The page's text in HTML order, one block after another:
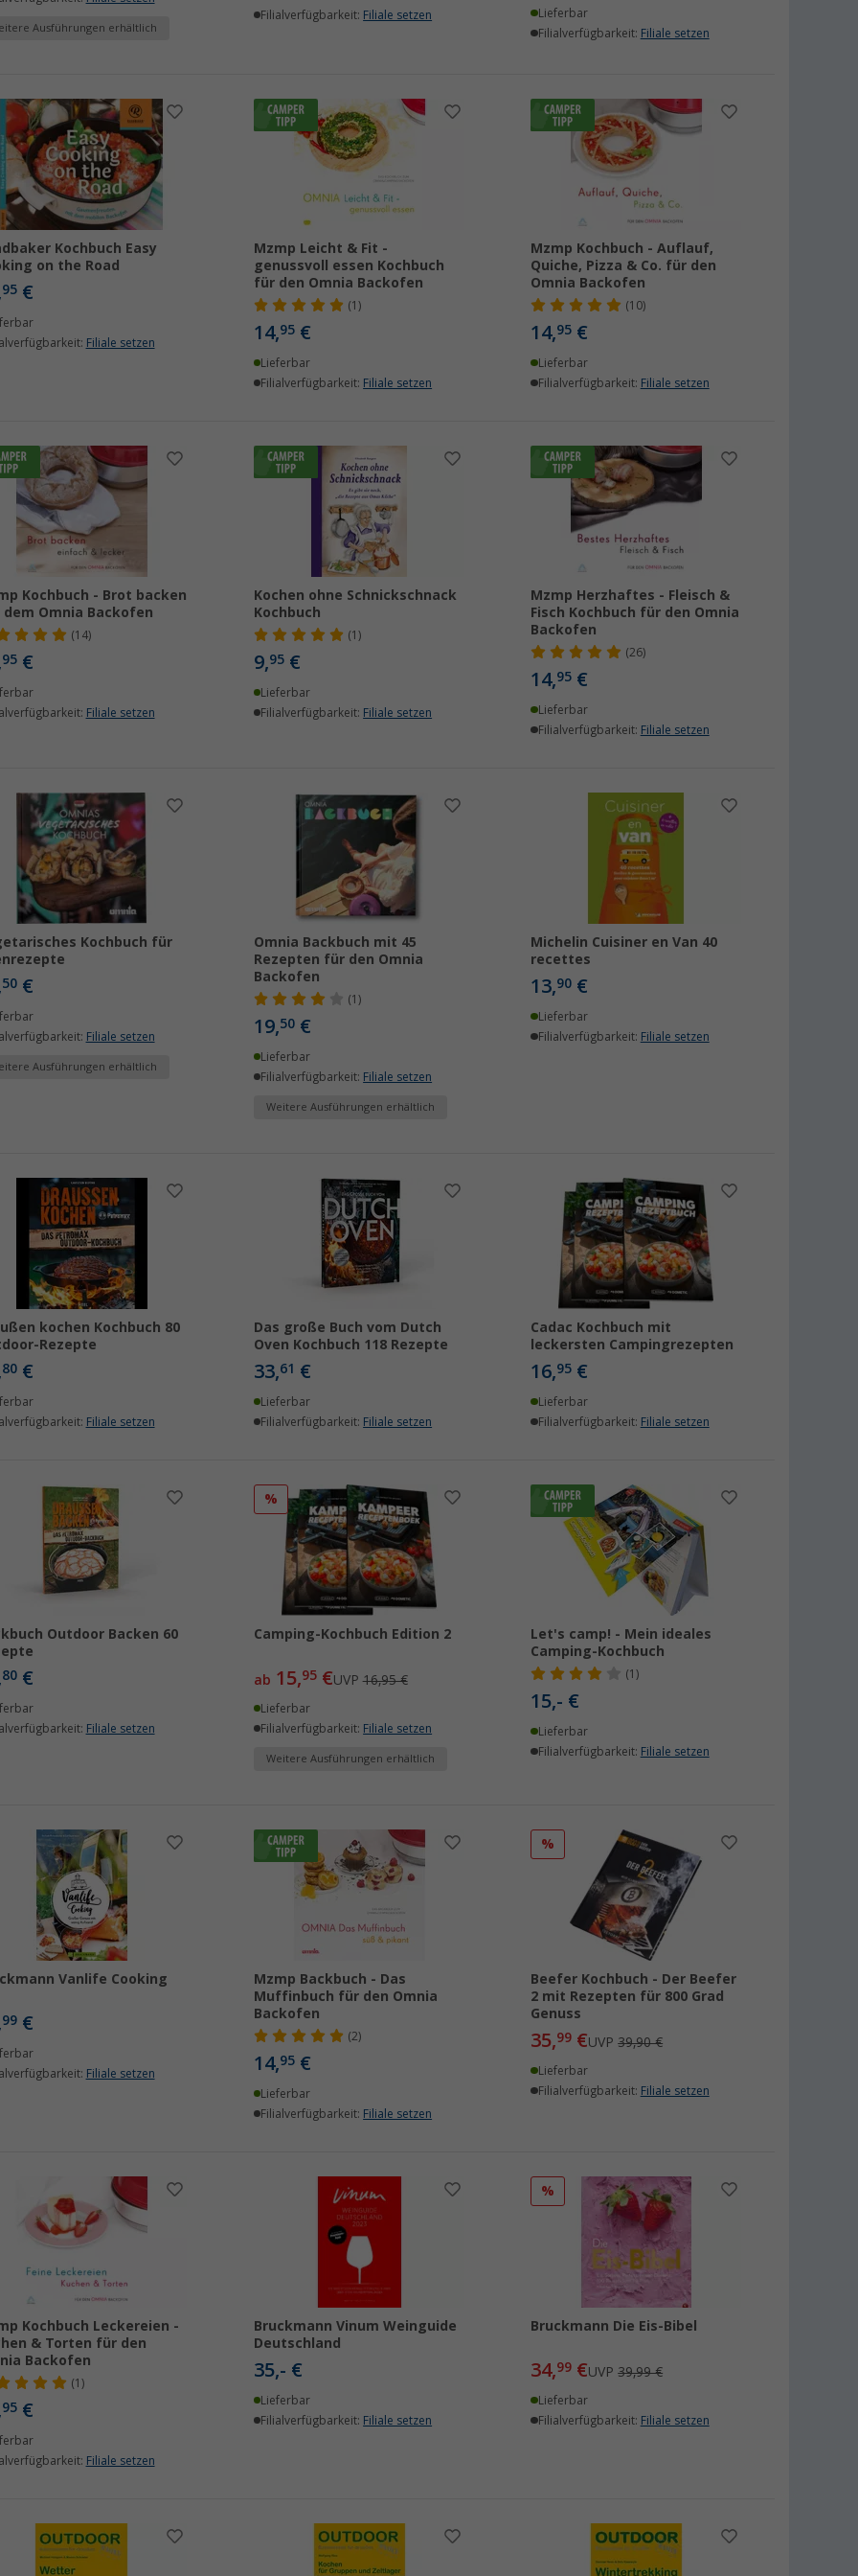
Ausführungen erhältlich
Filialverfügbarkeit: Filiale setzen
Lieferbar
Filialverfügbarkeit: Filiale setzen
Kochbuch Easy
on the Road
95 €
Filiale setzen
Mzmp Leicht & Fit -
genussvoll essen Kochbuch
für den Omnia Backofen
(1)
14,95€
Lieferbar
Filialverfügbarkeit: Filiale setzen
Mzmp Kochbuch - Auflauf,
Quiche, Pizza & Co. für den
Omnia Backofen
(10)
14,95 €
Lieferbar
Filialverfügbarkeit: Filiale setzen
Kochbuch - Brot backen
Omnia Backofen
(14)
95 €
Filiale setzen
Kochen ohne Schnickschnack
Kochbuch
(1)
9,95€
Lieferbar
Filialverfügbarkeit: Filiale setzen
Mzmp Herzhaftes - Fleisch &
Fisch Kochbuch für den Omnia
Backofen
(26)
14,95 €
Lieferbar
Filialverfügbarkeit: Filiale setzen
Kochbuch für
50 €
Filiale setzen
Ausführungen erhältlich
Omnia Backbuch mit 45
Rezepten für den Omnia
Backofen
(1)
19,50€
Lieferbar
Filialverfügbarkeit: Filiale setzen
Weitere Ausführungen erhältlich
Michelin Cuisiner en Van 40
recettes
13,90 €
Lieferbar
Filialverfügbarkeit: Filiale setzen
kochen Kochbuch 80
Rezepte
80 €
Filiale setzen
Das große Buch vom Dutch
Oven Kochbuch 118 Rezepte
33,61 €
Lieferbar
Filialverfügbarkeit: Filiale setzen
Cadac Kochbuch mit
leckersten Campingrezepten
16,95 €
Lieferbar
Filialverfügbarkeit: Filiale setzen
Outdoor Backen 60
80 €
Filiale setzen
%
Camping-Kochbuch Edition 2
ab 15,95€UVP16,95 €
Lieferbar
Filialverfügbarkeit: Filiale setzen
Weitere Ausführungen erhältlich
Let's camp! - Mein ideales
Camping-Kochbuch
(1)
15,- €
Lieferbar
Filialverfügbarkeit: Filiale setzen
Vanlife Cooking
99 €
Filiale setzen
Mzmp Backbuch - Das
Muffinbuch für den Omnia
Backofen
(2)
14,95€
Lieferbar
Filialverfügbarkeit: Filiale setzen
%
Beefer Kochbuch - Der Beefer
2 mit Rezepten für 800 Grad
Genuss
35,99 €UVP39,90 €
Lieferbar
Filialverfügbarkeit: Filiale setzen
Kochbuch Leckereien -
& Torten für den
Backofen
(1)
95 €
Filiale setzen
Bruckmann Vinum Weinguide
Deutschland
35,- €
Lieferbar
Filialverfügbarkeit: Filiale setzen
%
Bruckmann Die Eis-Bibel
34,99 €UVP39,99 €
Lieferbar
Filialverfügbarkeit: Filiale setzen